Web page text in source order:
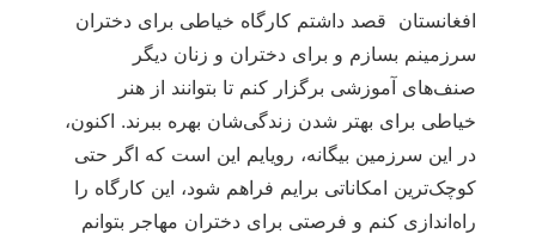
افغانستان قصد داشتم کارگاه خیاطی برای دختران
سرزمینم بسازم و برای دختران و زنان دیگر
صنف‌های آموزشی برگزار کنم تا بتوانند از هنر
خیاطی برای بهتر شدن زندگی‌شان بهره ببرند. اکنون،
در این سرزمین بیگانه، رویایم این است که اگر حتی
کوچک‌ترین امکاناتی برایم فراهم شود، این کارگاه را
راه‌اندازی کنم و فرصتی برای دختران مهاجر بتوانم